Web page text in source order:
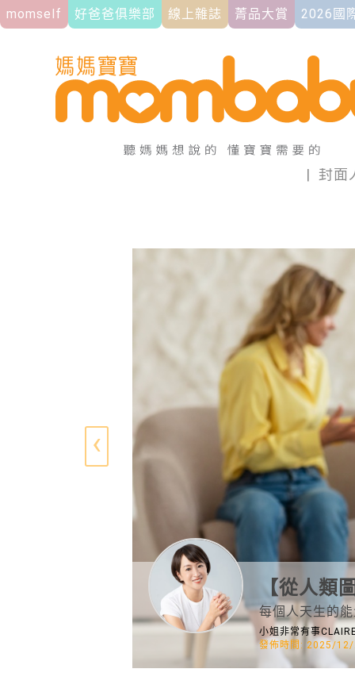
momself 好爸爸俱樂部 線上雜誌 菁品大賞 2026國
| 封面
【從人類
每個人天生的
小姐非常有事
發佈時間: 2025/
‹